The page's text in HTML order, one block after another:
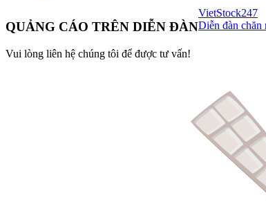
QUẢNG CÁO TRÊN DIỄN ĐÀN
Vui lòng liên hệ chúng tôi để được tư vấn!
VietStock247
Diễn đàn chăn